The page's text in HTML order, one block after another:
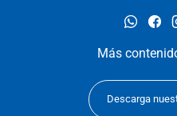
Más
Descarga